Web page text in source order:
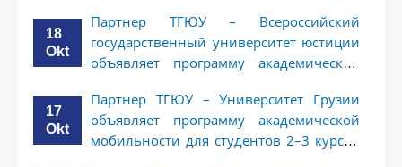
18
Okt
Партнер ТГЮУ – Всероссийский
государственный университет юстиции
объявляет программу академической
ТГЮУ
17
Okt
Партнер ТГЮУ – Университет Грузии
объявляет программу академической
мобильности для студентов 2–3 курсов